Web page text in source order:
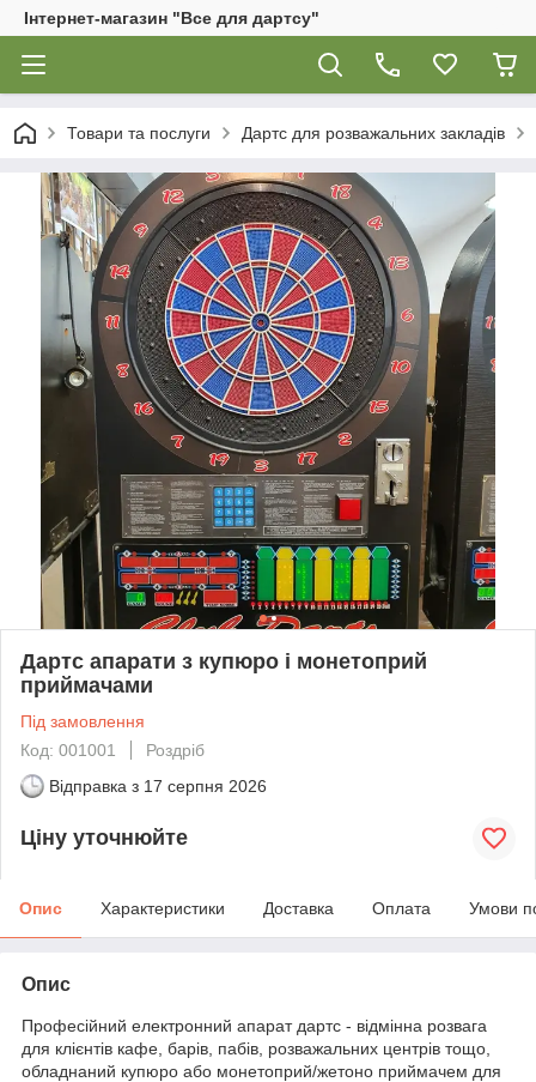
Інтернет-магазин "Все для дартсу"
Товари та послуги Дартс для розважальних закладів
Дартс апарати з купюро і монетоприй
приймачами
Під замовлення
Код: 001001
Роздріб
Відправка з 17 серпня 2026
Ціну уточнюйте
Опис Характеристики Доставка Оплата Умови
Опис
Професійний електронний апарат дартс - відмінна розвага
для клієнтів кафе, барів, пабів, розважальних центрів тощо,
обладнаний купюро або монетоприй/жетоно приймачем для